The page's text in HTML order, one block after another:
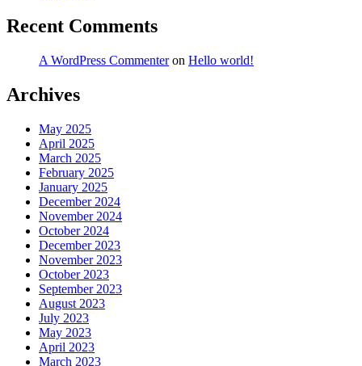
Recent Comments
A WordPress Commenteron Hello world!
Archives
May 2025
April 2025
March 2025
February 2025
January 2025
December 2024
November 2024
October 2024
December 2023
November 2023
October 2023
September 2023
August 2023
July 2023
May 2023
April 2023
March 2023